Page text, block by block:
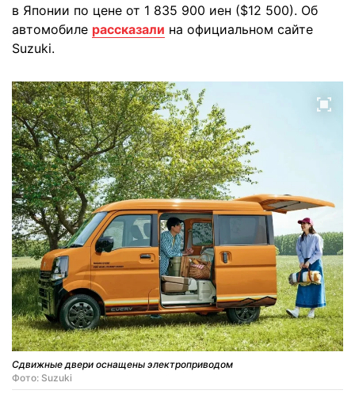
в Японии по цене от 1 835 900 иен ($12 500). Об
автомобиле рассказали на официальном сайте
Suzuki.
Сдвижные двери оснащены электроприводом
Фото: Suzuki